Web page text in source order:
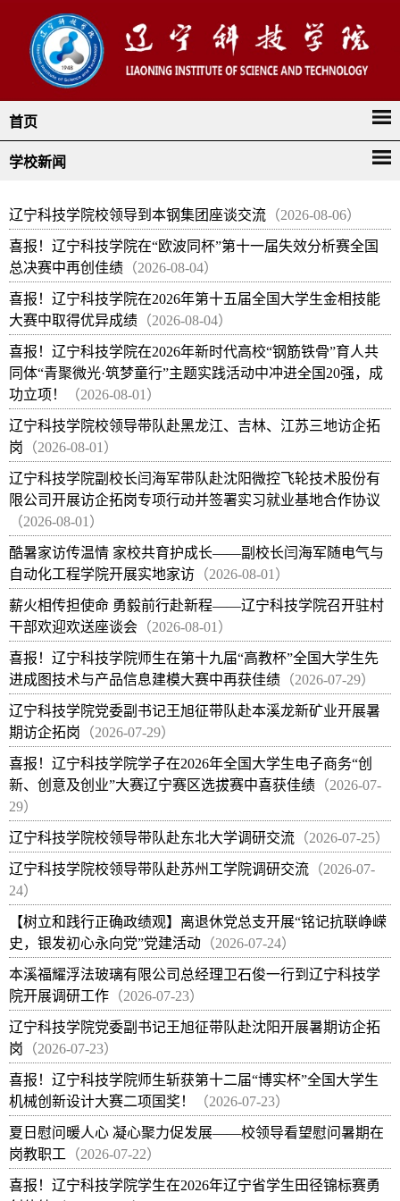
首页
学校新闻
辽宁科技学院校领导到本钢集团座谈交流 （2026-08-06）
喜报！辽宁科技学院在“欧波同杯”第十一届失效分析赛全国
总决赛中再创佳绩 （2026-08-04）
喜报！辽宁科技学院在2026年第十五届全国大学生金相技能
大赛中取得优异成绩 （2026-08-04）
喜报！辽宁科技学院在2026年新时代高校“钢筋铁骨”育人共
同体“青聚微光·筑梦童行”主题实践活动中冲进全国20强，成
功立项！
（2026-08-01）
辽宁科技学院校领导带队赴黑龙江、吉林、江苏三地访企拓
岗 （2026-08-01）
辽宁科技学院副校长闫海军带队赴沈阳微控飞轮技术股份有
限公司开展访企拓岗专项行动并签署实习就业基地合作协议
（2026-08-01）
酷暑家访传温情 家校共育护成长——副校长闫海军随电气与
自动化工程学院开展实地家访 （2026-08-01）
薪火相传担使命 勇毅前行赴新程——辽宁科技学院召开驻村
干部欢迎欢送座谈会 （2026-08-01）
喜报！辽宁科技学院师生在第十九届“高教杯”全国大学生先
进成图技术与产品信息建模大赛中再获佳绩 （2026-07-29）
辽宁科技学院党委副书记王旭征带队赴本溪龙新矿业开展暑
期访企拓岗 （2026-07-29）
喜报！辽宁科技学院学子在2026年全国大学生电子商务“创
新、创意及创业”大赛辽宁赛区选拔赛中喜获佳绩 （2026-07-
29）
辽宁科技学院校领导带队赴东北大学调研交流 （2026-07-25）
辽宁科技学院校领导带队赴苏州工学院调研交流 （2026-07-
24）
【树立和践行正确政绩观】离退休党总支开展“铭记抗联峥嵘
史，银发初心永向党”党建活动 （2026-07-24）
本溪福耀浮法玻璃有限公司总经理卫石俊一行到辽宁科技学
院开展调研工作 （2026-07-23）
辽宁科技学院党委副书记王旭征带队赴沈阳开展暑期访企拓
岗 （2026-07-23）
喜报！辽宁科技学院师生斩获第十二届“博实杯”全国大学生
机械创新设计大赛二项国奖！
（2026-07-23）
夏日慰问暖人心 凝心聚力促发展——校领导看望慰问暑期在
岗教职工 （2026-07-22）
喜报！辽宁科技学院学生在2026年辽宁省学生田径锦标赛勇